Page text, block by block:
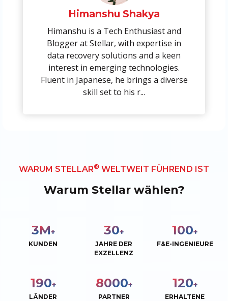
Himanshu Shakya
Himanshu is a Tech Enthusiast and
Blogger at Stellar, with expertise in
data recovery solutions and a keen
interest in emerging technologies.
Fluent in Japanese, he brings a diverse
skill set to his r...
WARUM STELLAR® WELTWEIT FÜHREND IST
Warum Stellar wählen?
3M+
KUNDEN
30+
JAHRE DER
EXZELLENZ
100+
F&E-INGENIEURE
190+
LÄNDER
8000+
PARTNER
120+
ERHALTENE